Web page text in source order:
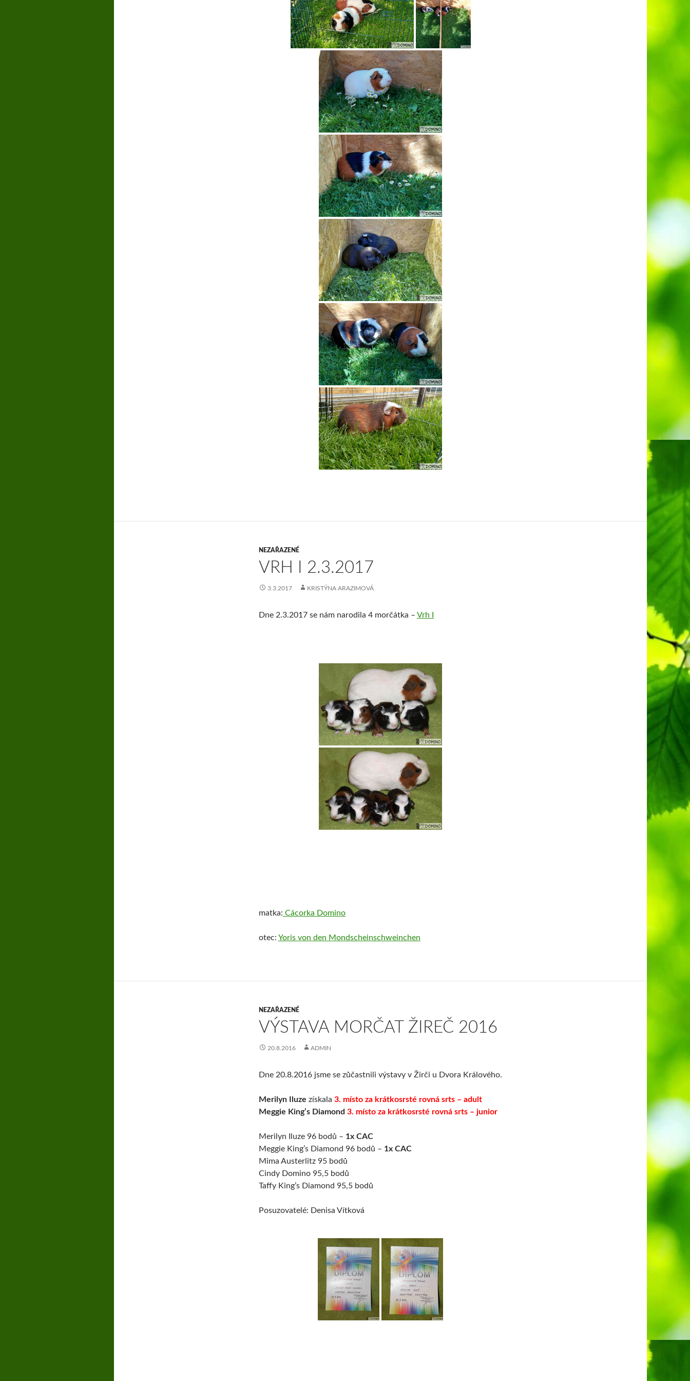
NEZAŘAZENÉ
VRH I 2.3.2017
3.3.2017 KRISTÝNA ARAZIMOVÁ
Dne 2.3.2017 se nám narodila 4 morčátka – Vrh I
matka: Cácorka Domino
otec: Yoris von den Mondscheinschweinchen
NEZAŘAZENÉ
VÝSTAVA MORČAT ŽIREČ 2016
20.8.2016 ADMIN
Dne 20.8.2016 jsme se zůčastnili výstavy v Žirči u Dvora Králového.
Merilyn Iluze získala 3. místo za krátkosrsté rovná srts – adult
Meggie King’s Diamond 3. místo za krátkosrsté rovná srts – junior
Merilyn Iluze 96 bodů – 1x CAC
Meggie King’s Diamond 96 bodů – 1x CAC
Mima Austerlitz 95 bodů
Cindy Domino 95,5 bodů
Taffy King’s Diamond 95,5 bodů
Posuzovatelé: Denisa Vítková